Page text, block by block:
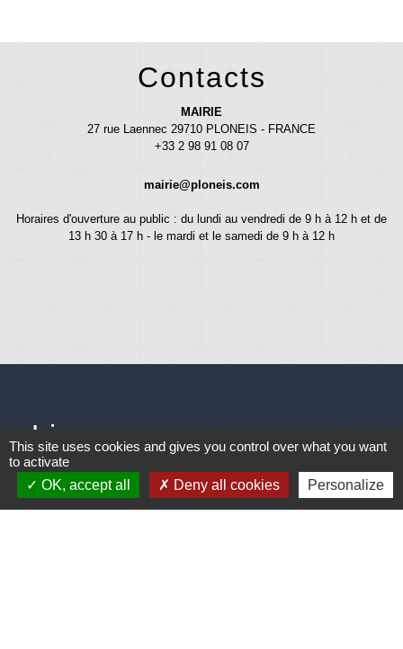
Contacts
MAIRIE
27 rue Laennec 29710 PLONEIS - FRANCE
+33 2 98 91 08 07
mairie@ploneis.com
Horaires d'ouverture au public : du lundi au vendredi de 9 h à 12 h et de
13 h 30 à 17 h - le mardi et le samedi de 9 h à 12 h
Liens
Météo
Ouest France
This site uses cookies and gives you control over what you want
to activate
OK, accept all
Deny all cookies Personalize